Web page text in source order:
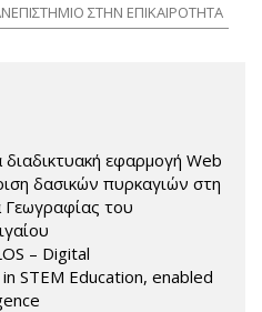
ΣΤΗΝ ΕΠΙΚΑΙΡΟΤΗΤΑ
διαδικτυακή εφαρμογή Web
δασικών πυρκαγιών στη
του
– Digital
STEM Education, enabled